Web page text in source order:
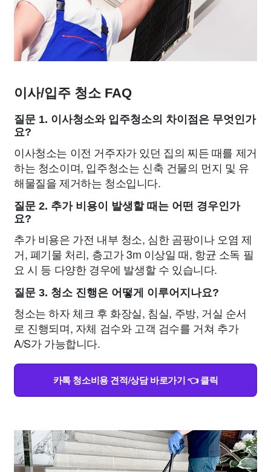
이사/입주 청소 FAQ
질문 1. 이사청소와 입주청소의 차이점은 무엇인가
요?
이사청소는 이전 거주자가 있던 집의 찌든 때를 제거
하는 청소이며, 입주청소는 신축 건물의 먼지 및 유
해물질을 제거하는 청소입니다.
질문 2. 추가 비용이 발생할 때는 어떤 경우인가
요?
추가 비용은 가전 내부 청소, 심한 곰팡이나 오염 제
거, 폐기물 처리, 층고가 3m 이상일 때, 항균 소독 필
요 시 등 다양한 경우에 발생할 수 있습니다.
질문 3. 청소 진행은 어떻게 이루어지나요?
청소는 하자 체크 후 화장실, 침실, 주방, 거실 순서
로 진행되며, 자체 검수와 고객 검수를 거쳐 추가
A/S가 가능합니다.
카톡 청소비용 견적/상담 바로가기 👈 클릭